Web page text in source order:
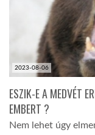
2023-08-06
ESZIK-E A MEDVÉT
EMBERT ?
Nem lehet úgy